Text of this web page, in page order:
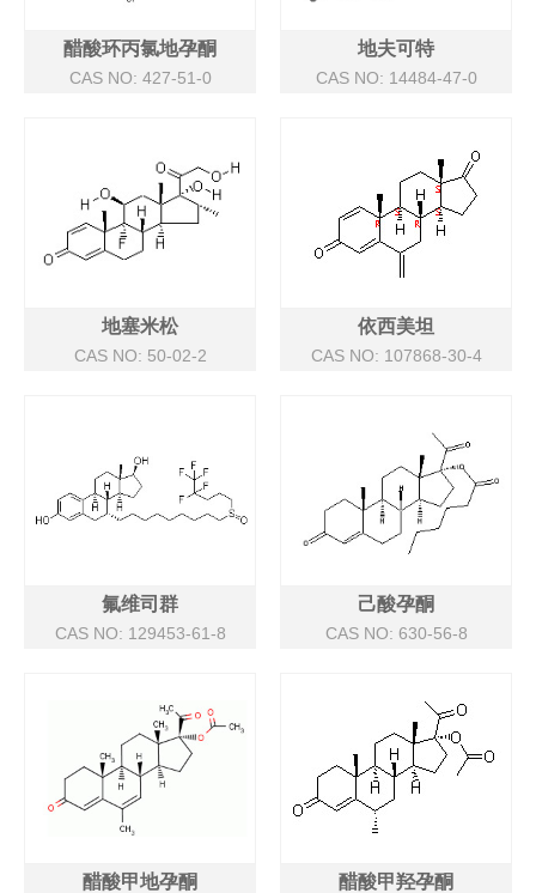
醋酸环丙氯地孕酮
CAS NO: 427-51-0
地夫可特
CAS NO: 14484-47-0
地塞米松
CAS NO: 50-02-2
依西美坦
CAS NO: 107868-30-4
氟维司群
CAS NO: 129453-61-8
己酸孕酮
CAS NO: 630-56-8
醋酸甲地孕酮 醋酸甲羟孕酮